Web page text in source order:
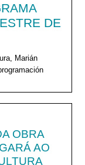
DE
Marián
OBRA
AO